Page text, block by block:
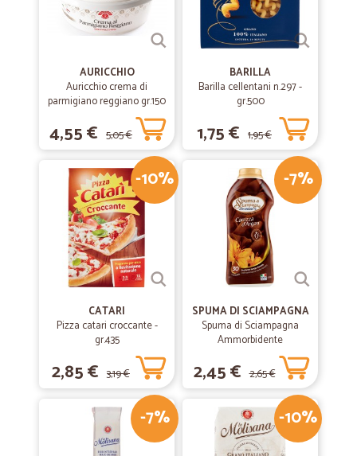
AURICCHIO
Auricchio crema di
parmigiano reggiano gr.150
4,55 € 5,05 €
BARILLA
Barilla cellentani n.297 -
gr.500
1,75 € 1,95 €
-10%
CATARI
Pizza catari croccante -
gr.435
2,85 € 3,19 €
-7%
SPUMA DI SCIAMPAGNA
Spuma di Sciampagna
Ammorbidente
Concentrato Carezza
d'Argan 600 ml
2,45 € 2,65 €
-7% -10%